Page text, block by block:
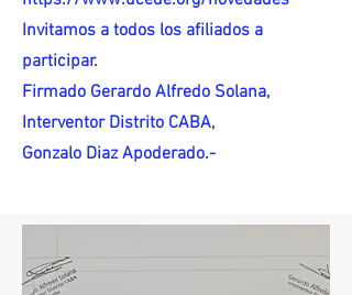
Invitamos a todos los afiliados a
participar.
Firmado Gerardo Alfredo Solana,
Interventor Distrito CABA,
Gonzalo Diaz Apoderado.-